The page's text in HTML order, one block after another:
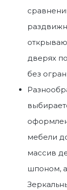
дверях
без
мебели
массив
шпоном,